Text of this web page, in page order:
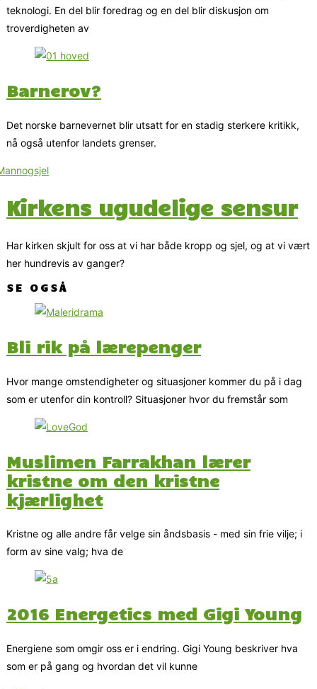
teknologi. En del blir foredrag og en del blir diskusjon om
troverdigheten av
Barnerov?
Det norske barnevernet blir utsatt for en stadig sterkere kritikk,
nå også utenfor landets grenser.
Kirkens ugudelige sensur
Har kirken skjult for oss at vi har både kropp og sjel, og at vi vært
her hundrevis av ganger?
SE OGSÅ
Bli rik på lærepenger
Hvor mange omstendigheter og situasjoner kommer du på i dag
som er utenfor din kontroll? Situasjoner hvor du fremstår som
Muslimen Farrakhan lærer
kristne om den kristne
kjærlighet
Kristne og alle andre får velge sin åndsbasis - med sin frie vilje; i
form av sine valg; hva de
2016 Energetics med Gigi Young
Energiene som omgir oss er i endring. Gigi Young beskriver hva
som er på gang og hvordan det vil kunne